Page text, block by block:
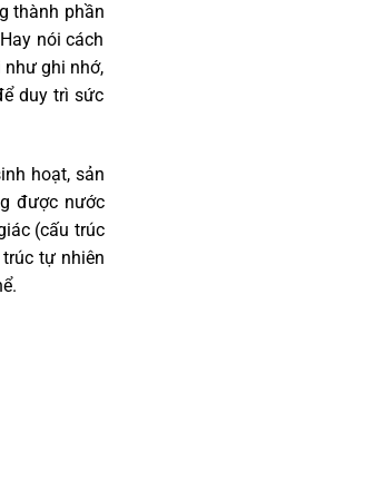
thành phần
nói cách
ghi nhớ,
duy trì sức
hoạt, sản
được nước
(cấu trúc
tự nhiên